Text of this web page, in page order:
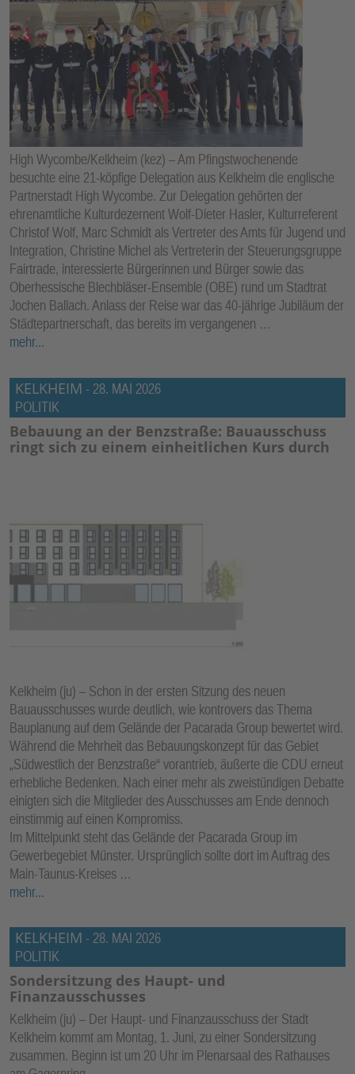
High Wycombe/Kelkheim (kez) – Am Pfingstwochenende
besuchte eine 21-köpfige Delegation aus Kelkheim die englische
Partnerstadt High Wycombe. Zur Delegation gehörten der
ehrenamtliche Kulturdezernent Wolf-Dieter Hasler, Kulturreferent
Christof Wolf, Marc Schmidt als Vertreter des Amts für Jugend und
Integration, Christine Michel als Vertreterin der Steuerungsgruppe
Fairtrade, interessierte Bürgerinnen und Bürger sowie das
Oberhessische Blechbläser-Ensemble (OBE) rund um Stadtrat
Jochen Ballach. Anlass der Reise war das 40-jährige Jubiläum der
Städtepartnerschaft, das bereits im vergangenen …
mehr...
KELKHEIM - 28. MAI 2026
POLITIK
Bebauung an der Benzstraße: Bauausschuss
ringt sich zu einem einheitlichen Kurs durch
Kelkheim (ju) – Schon in der ersten Sitzung des neuen
Bauausschusses wurde deutlich, wie kontrovers das Thema
Bauplanung auf dem Gelände der Pacarada Group bewertet wird.
Während die Mehrheit das Bebauungskonzept für das Gebiet
„Südwestlich der Benzstraße“ vorantrieb, äußerte die CDU erneut
erhebliche Bedenken. Nach einer mehr als zweistündigen Debatte
einigten sich die Mitglieder des Ausschusses am Ende dennoch
einstimmig auf einen Kompromiss.
Im Mittelpunkt steht das Gelände der Pacarada Group im
Gewerbegebiet Münster. Ursprünglich sollte dort im Auftrag des
Main-Taunus-Kreises …
mehr...
KELKHEIM - 28. MAI 2026
POLITIK
Sondersitzung des Haupt- und
Finanzausschusses
Kelkheim (ju) – Der Haupt- und Finanzausschuss der Stadt
Kelkheim kommt am Montag, 1. Juni, zu einer Sondersitzung
zusammen. Beginn ist um 20 Uhr im Plenarsaal des Rathauses